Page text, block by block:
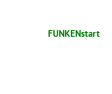
FUNKENstart